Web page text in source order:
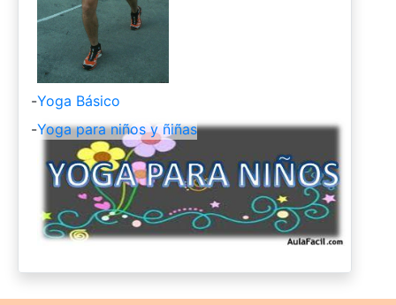
-Yoga Básico
-Yoga para niños y ñiñas